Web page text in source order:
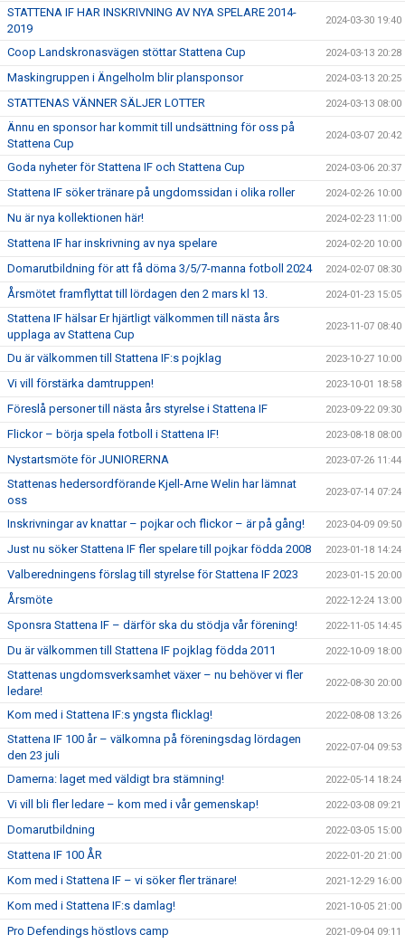
STATTENA IF HAR INSKRIVNING AV NYA SPELARE 2014-
2019
2024-03-30 19:40
Coop Landskronasvägen stöttar Stattena Cup 2024-03-13 20:28
Maskingruppen i Ängelholm blir plansponsor 2024-03-13 20:25
STATTENAS VÄNNER SÄLJER LOTTER 2024-03-13 08:00
Ännu en sponsor har kommit till undsättning för oss på
Stattena Cup
2024-03-07 20:42
Goda nyheter för Stattena IF och Stattena Cup 2024-03-06 20:37
Stattena IF söker tränare på ungdomssidan i olika roller 2024-02-26 10:00
Nu är nya kollektionen här! 2024-02-23 11:00
Stattena IF har inskrivning av nya spelare 2024-02-20 10:00
Domarutbildning för att få döma 3/5/7-manna fotboll 2024 2024-02-07 08:30
Årsmötet framflyttat till lördagen den 2 mars kl 13. 2024-01-23 15:05
Stattena IF hälsar Er hjärtligt välkommen till nästa års
upplaga av Stattena Cup
2023-11-07 08:40
Du är välkommen till Stattena IF:s pojklag 2023-10-27 10:00
Vi vill förstärka damtruppen! 2023-10-01 18:58
Föreslå personer till nästa års styrelse i Stattena IF 2023-09-22 09:30
Flickor – börja spela fotboll i Stattena IF! 2023-08-18 08:00
Nystartsmöte för JUNIORERNA 2023-07-26 11:44
Stattenas hedersordförande Kjell-Arne Welin har lämnat
oss
2023-07-14 07:24
Inskrivningar av knattar – pojkar och flickor – är på gång! 2023-04-09 09:50
Just nu söker Stattena IF fler spelare till pojkar födda 2008 2023-01-18 14:24
Valberedningens förslag till styrelse för Stattena IF 2023 2023-01-15 20:00
Årsmöte 2022-12-24 13:00
Sponsra Stattena IF – därför ska du stödja vår förening! 2022-11-05 14:45
Du är välkommen till Stattena IF pojklag födda 2011 2022-10-09 18:00
Stattenas ungdomsverksamhet växer – nu behöver vi fler
ledare!
2022-08-30 20:00
Kom med i Stattena IF:s yngsta flicklag! 2022-08-08 13:26
Stattena IF 100 år – välkomna på föreningsdag lördagen
den 23 juli
2022-07-04 09:53
Damerna: laget med väldigt bra stämning! 2022-05-14 18:24
Vi vill bli fler ledare – kom med i vår gemenskap! 2022-03-08 09:21
Domarutbildning 2022-03-05 15:00
Stattena IF 100 ÅR 2022-01-20 21:00
Kom med i Stattena IF – vi söker fler tränare! 2021-12-29 16:00
Kom med i Stattena IF:s damlag! 2021-10-05 21:00
Pro Defendings höstlovs camp 2021-09-04 09:11